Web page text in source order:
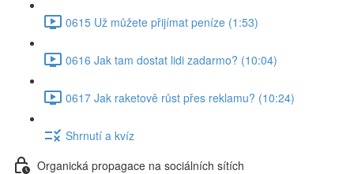
0615 Už můžete přijímat peníze (1:53)
0616 Jak tam dostat lidi zadarmo? (10:04)
0617 Jak raketově růst přes reklamu? (10:24)
Shrnutí a kvíz
Organická propagace na sociálních sítích